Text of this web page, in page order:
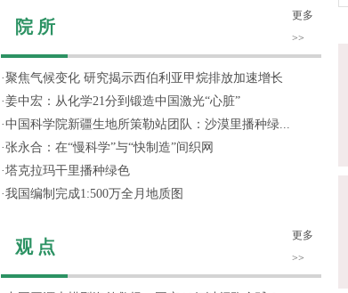
院 所
更多
>>
·聚焦气候变化 研究揭示西伯利亚甲烷排放加速增长
·姜中宏：从化学21分到锻造中国激光“心脏”
·中国科学院新疆生地所策勒站团队：沙漠里播种绿...
·张永合：在“慢科学”与“快制造”间织网
·塔克拉玛干里播种绿色
·我国编制完成1:500万全月地质图
观 点
更多
>>